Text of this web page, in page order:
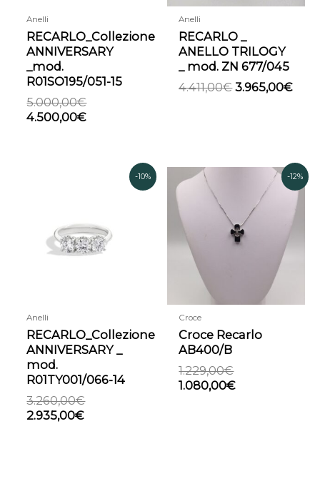
Anelli
RECARLO_Collezione
ANNIVERSARY
_mod.
R01SO195/051-15
5.000,00€
4.500,00€
Anelli
RECARLO _
ANELLO TRILOGY
_ mod. ZN 677/045
4.411,00€ 3.965,00€
-10%
Anelli
RECARLO_Collezione
ANNIVERSARY _
mod.
R01TY001/066-14
3.260,00€
3.260,00€.
2.935,00€
2.935,00€.
-12%
Croce
Croce Recarlo
AB400/B
1.229,00€
prezzo
originale
era:
1.229,00€.
1.080,00€
prezzo
attuale
è:
1.080,00€.